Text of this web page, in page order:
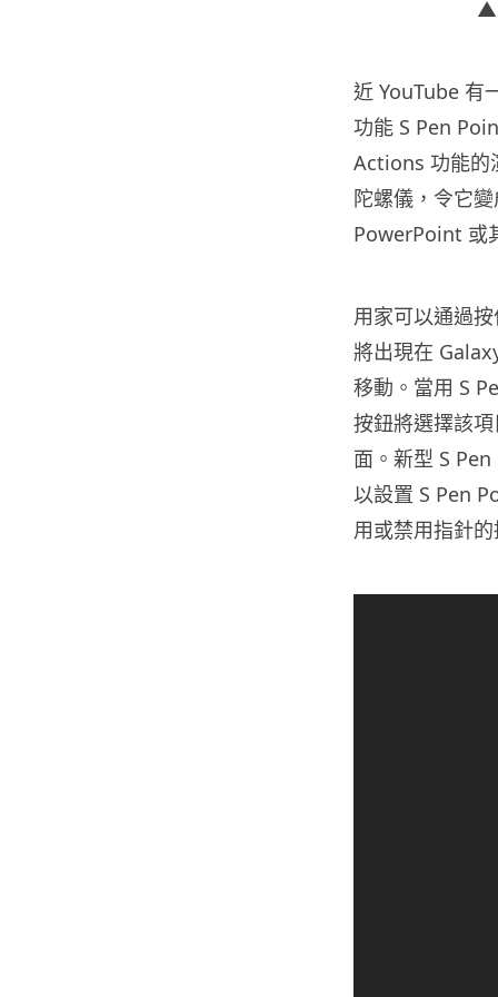
近 YouTube 有
功能 S Pen
Actions 功能的
陀螺儀，令它
PowerPoint 或
用家可以通過
將出現在
移動。當用 S
按鈕將選擇該
面。新型 S
以設置 S Pen
用或禁用指針